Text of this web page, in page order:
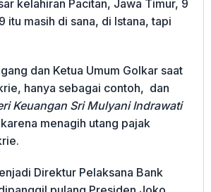
kelahiran Pacitan, Jawa Timur, 9
itu masih di sana, di Istana, tapi
dan Ketua Umum Golkar saat
hanya sebagai contoh, dan
Keuangan Sri Mulyani Indrawati
menagih utang pajak
Direktur Pelaksana Bank